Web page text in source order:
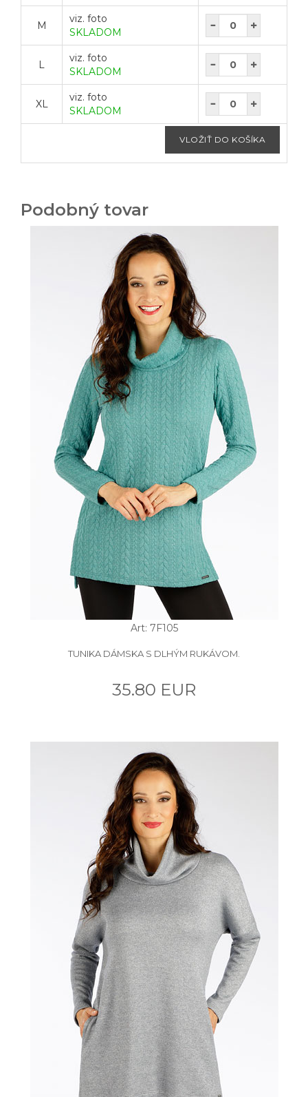
M
viz. foto
SKLADOM
L
viz. foto
SKLADOM
XL
viz. foto
SKLADOM
Podobný tovar
Art: 7F105
TUNIKA DÁMSKA S DLHÝM RUKÁVOM.
35.80 EUR